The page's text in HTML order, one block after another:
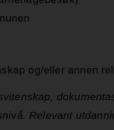
og/eller annen
Relevant